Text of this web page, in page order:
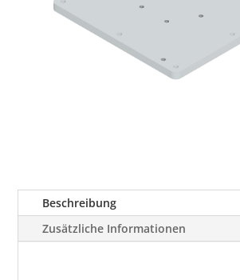
Beschreibung
Zusätzliche Informationen